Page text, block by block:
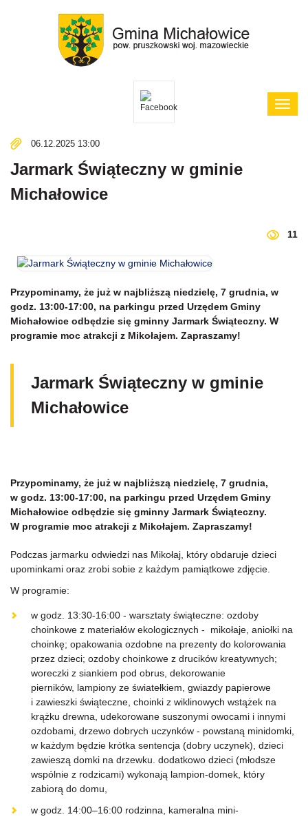
Pokaż
06.12.2025 13:00
Jarmark Świąteczny w gminie
Michałowice
11
Przypominamy, że już w najbliższą niedzielę, 7 grudnia, w
godz. 13:00-17:00, na parkingu przed Urzędem Gminy
Michałowice odbędzie się gminny Jarmark Świąteczny. W
programie moc atrakcji z Mikołajem. Zapraszamy!
Jarmark Świąteczny w gminie
Michałowice
Przypominamy, że już w najbliższą niedzielę, 7 grudnia,
w godz. 13:00-17:00, na parkingu przed Urzędem Gminy
Michałowice odbędzie się gminny Jarmark Świąteczny.
W programie moc atrakcji z Mikołajem. Zapraszamy!
Podczas jarmarku odwiedzi nas Mikołaj, który obdaruje dzieci
upominkami oraz zrobi sobie z każdym pamiątkowe zdjęcie.
W programie:
w godz. 13:30-16:00 - warsztaty świąteczne: ozdoby
choinkowe z materiałów ekologicznych - mikołaje, aniołki na
choinkę; opakowania ozdobne na prezenty do kolorowania
przez dzieci; ozdoby choinkowe z drucików kreatywnych;
woreczki z siankiem pod obrus, dekorowanie
pierników, lampiony ze światełkiem, gwiazdy papierowe
i zawieszki świąteczne, choinki z wiklinowych wstążek na
krążku drewna, udekorowane suszonymi owocami i innymi
ozdobami, drzewo dobrych uczynków - powstaną minidomki,
w każdym będzie krótka sentencja (dobry uczynek), dzieci
zawieszą domki na drzewku. dodatkowo dzieci (młodsze
wspólnie z rodzicami) wykonają lampion-domek, który
zabiorą do domu,
w godz. 14:00–16:00 rodzinna, kameralna mini-